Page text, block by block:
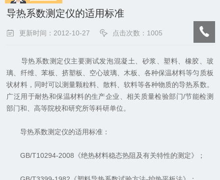
导热系数测定仪的适用标准
更新时间：2012-10-27 点击次数：1005
导热系数测定仪主要测试发泡混凝土、砂浆、塑料、橡胶、玻
璃、纤维、苯板、挤塑板、空心玻璃、木板、各种保温材料等匀质板
状材料，同时可以测量颗粒料、散料、软料等各种物质的导热系数。
广泛用于耐热和保温材料的生产企业、相关质量检验部门/节能检测
部门和、高等院校和研究所等科研单位。
导热系数测定仪的适用标准：
GB/T10294-2008《绝热材料稳态热阻及有关特性的测定》；